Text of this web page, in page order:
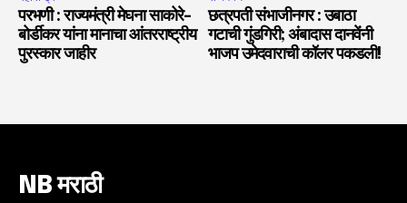
परभणी : राज्यमंत्री मेघना साकोरे-
बोर्डीकर यांना मानाचा आंतरराष्ट्रीय
पुरस्कार जाहीर
छत्रपती संभाजीनगर : उबाठा
गटाची गुंडगिरी; अंबादास दानवेंनी
भाजप उमेदवाराची कॉलर पकडली!
NB मराठी